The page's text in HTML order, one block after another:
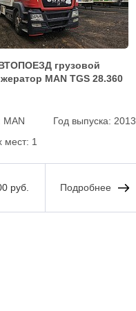
грузовой
MAN TGS 28.360
MAN Год выпуска: 2013
мест: 1
руб. Подробнее